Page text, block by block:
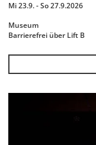
Mi 23.9. - So 27.9.2026
Museum
Barrierefrei über Lift B